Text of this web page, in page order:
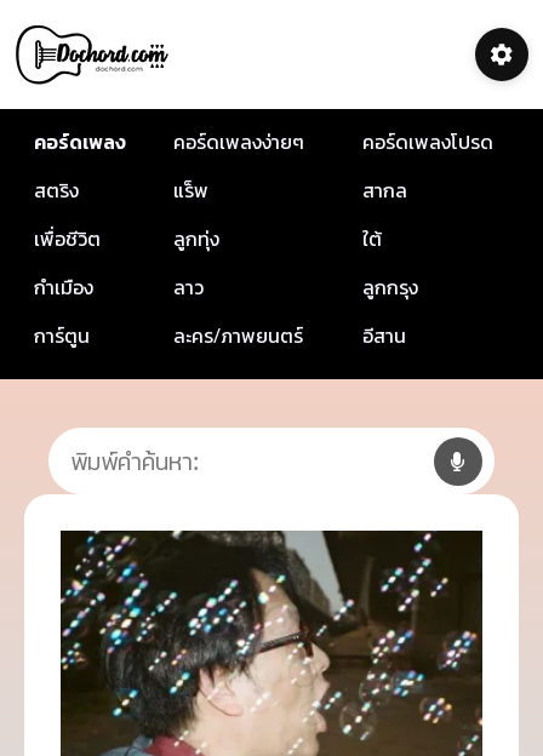
คอร์ดเพลง คอร์ดเพลงง่ายๆ
คอร์ดเพลงโปรด
สตริง
แร็พ
สากล
เพื่อชีวิต
ลูกทุ่ง
ใต้
กำเมือง
ลาว
ลูกกรุง
การ์ตูน
ละคร/ภาพยนตร์ อีสาน